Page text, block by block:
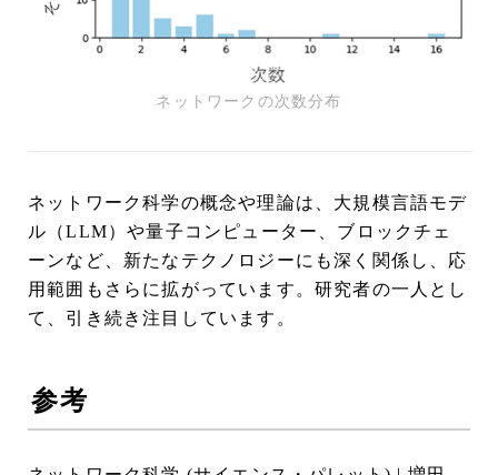
ネットワークの次数分布
ネットワーク科学の概念や理論は、大規模言語モデ
ル（LLM）や量子コンピューター、ブロックチェ
ーンなど、新たなテクノロジーにも深く関係し、応
用範囲もさらに拡がっています。研究者の一人とし
て、引き続き注目しています。
参考